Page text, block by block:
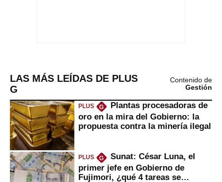
LAS MÁS LEÍDAS DE PLUS
G
Contenido de
Gestión
PLUS G
Plantas procesadoras de
oro en la mira del Gobierno: la
propuesta contra la minería ilegal
PLUS G
Sunat: César Luna, el
primer jefe en Gobierno de
Fujimori, ¿qué 4 tareas se